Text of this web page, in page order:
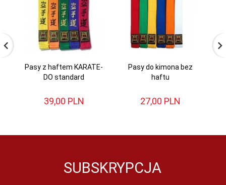
Pasy z haftem KARATE-
DO standard
39,00 PLN
Pasy do kimona bez
haftu
27,00 PLN
SUBSKRYPCJA